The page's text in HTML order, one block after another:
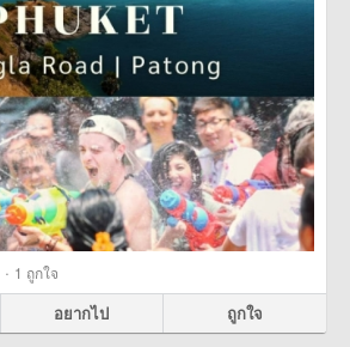
· 1 ถูกใจ
อยากไป ถูกใจ